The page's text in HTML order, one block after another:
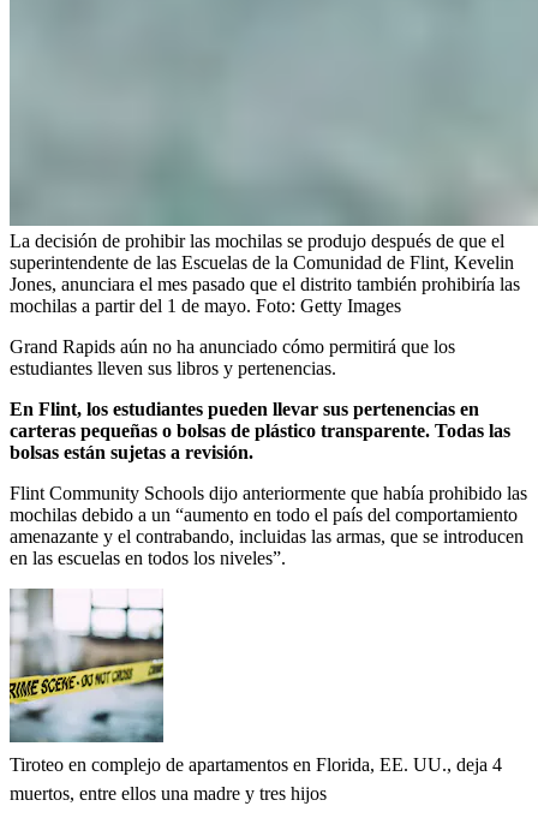
La decisión de prohibir las mochilas se produjo después de que el
superintendente de las Escuelas de la Comunidad de Flint, Kevelin
Jones, anunciara el mes pasado que el distrito también prohibiría las
mochilas a partir del 1 de mayo. Foto: Getty Images
Grand Rapids aún no ha anunciado cómo permitirá que los
estudiantes lleven sus libros y pertenencias.
En Flint, los estudiantes pueden llevar sus pertenencias en
carteras pequeñas o bolsas de plástico transparente. Todas las
bolsas están sujetas a revisión.
Flint Community Schools dijo anteriormente que había prohibido las
mochilas debido a un “aumento en todo el país del comportamiento
amenazante y el contrabando, incluidas las armas, que se introducen
en las escuelas en todos los niveles”.
Tiroteo en complejo de apartamentos en Florida, EE. UU., deja 4
muertos, entre ellos una madre y tres hijos